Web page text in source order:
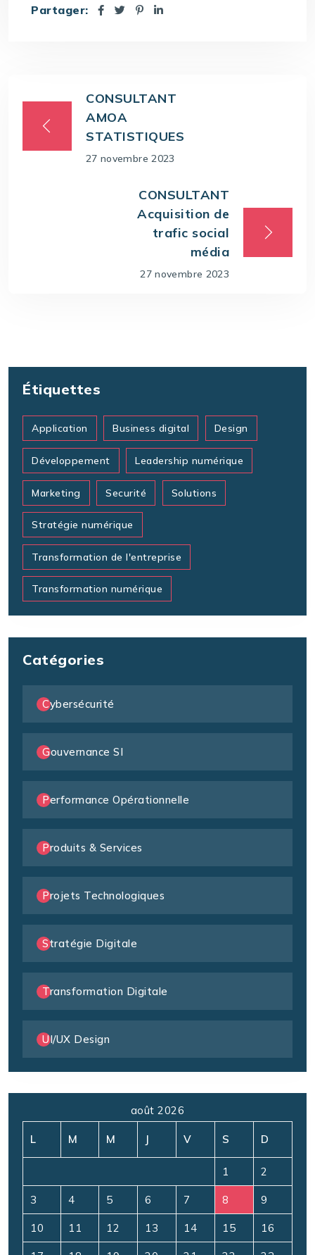
Partager:
CONSULTANT
AMOA
STATISTIQUES
27 novembre 2023
CONSULTANT
Acquisition de
trafic social
média
27 novembre 2023
Étiquettes
Application Business digital Design
Développement Leadership numérique
Marketing Securité Solutions
Stratégie numérique
Transformation de l'entreprise
Transformation numérique
Catégories
Cybersécurité
Gouvernance SI
Performance Opérationnelle
Produits & Services
Projets Technologiques
Stratégie Digitale
Transformation Digitale
UI/UX Design
août 2026
L M M J V S D
1 2
3 4 5 6 7 8 9
10 11 12 13 14 15 16